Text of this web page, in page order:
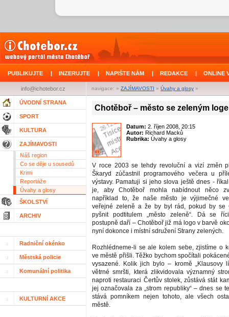
PUBLIKUJTE | INZERUJTE | NAPIŠTE NÁM | REDAKCE | ONLINE
navigace: » ZAJÍMAVOSTI » Úvahy a glosy »
info@ichotebor.cz
ÚVODNÍ STRANA
SPORT
KULTURA
ZAJÍMAVOSTI
Náš region
Co se děje u sousedů
Krimi
Reportáže
Úvahy a glosy
ŠKOLSTVÍ
ARCHIV
Radniční okénko
Městská policie
Komunální politika
KULTURNÍ AKCE
Chotěboř – město se zeleným
Datum: 2. říjen 2008, 20:15
Autor: Richard Macků
Rubrika: Úvahy a glosy
V roce 2003 se tehdy revoluční a vizí změn
Škaryd zúčastnil programového večera u
výstavy. Pamatuji si jeho slova ještě dnes -
je, aby Chotěboř mohla nabídnout něco
například to, že naše město je výjimečné
veřejné zeleně a že by byl rád, pokud by se
pyšnit podtitulem „město zeleně“. Dá se
postupně daří – Chotěboř již má logo v barvě
nyní dokonce i místní sdružení Strany zelených.
Rozhlédneme-li se ale kolem sebe, zjistíme o
ve městě přišli. Těžko bychom spočítali
vysazené. Kolik jich bylo – kromě „Klausovy
větrné smršti, která zlikvidovala významný
naproti restauraci Čertův stolek, zůstává stát
jej označovala za „strom republiky“ – dnes se
stává pomníkem nejen tohoto, ale všech
městě.